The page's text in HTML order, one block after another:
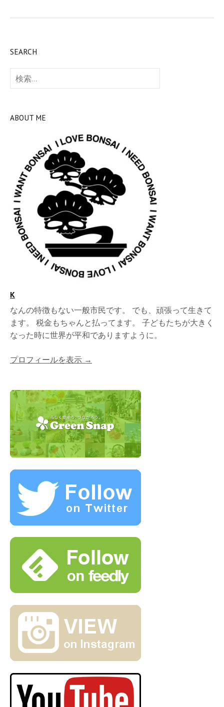
SEARCH
検
索:
ABOUT ME
K
なんの特徴もない一般市民です。 でも、頑張って生きて
ます。 税金もちゃんと払ってます。 子どもたちが大きく
なった時に世界が平和でありますように。
プロフィールを表示 →